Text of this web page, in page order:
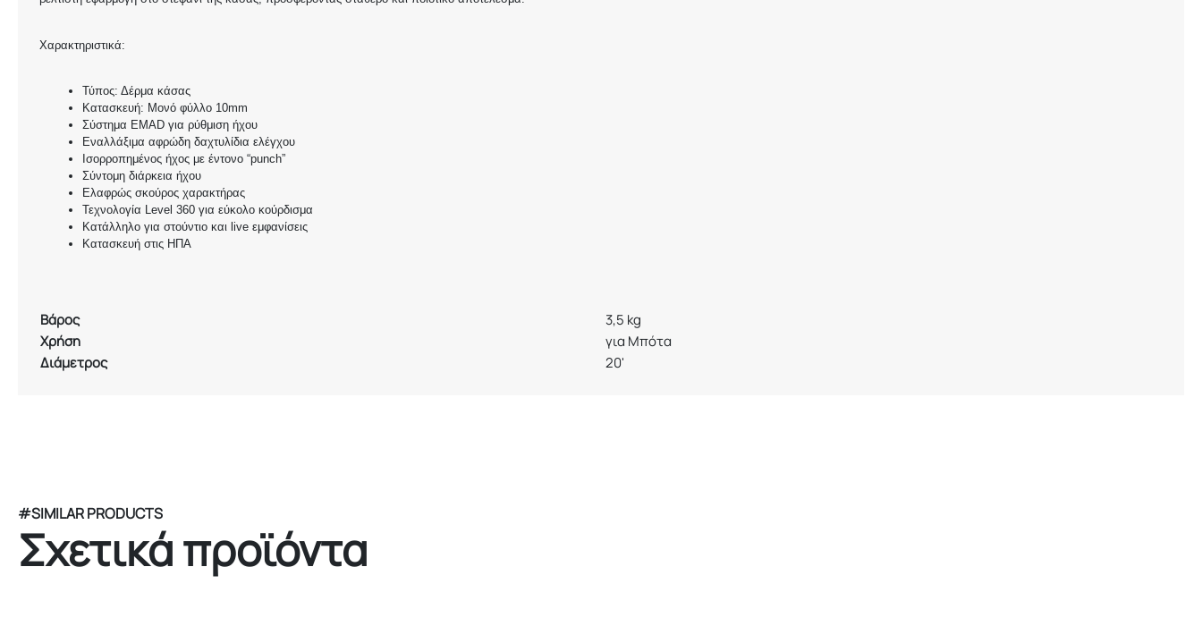
Χαρακτηριστικά:
Τύπος: Δέρμα κάσας
Κατασκευή: Μονό φύλλο 10mm
Σύστημα EMAD για ρύθμιση ήχου
Εναλλάξιμα αφρώδη δαχτυλίδια ελέγχου
Ισορροπημένος ήχος με έντονο “punch”
Σύντομη διάρκεια ήχου
Ελαφρώς σκούρος χαρακτήρας
Τεχνολογία Level 360 για εύκολο κούρδισμα
Κατάλληλο για στούντιο και live εμφανίσεις
Κατασκευή στις ΗΠΑ
Βάρος
3,5 kg
Χρήση
για Μπότα
Διάμετρος
20'
#SIMILAR PRODUCTS
Σχετικά προϊόντα